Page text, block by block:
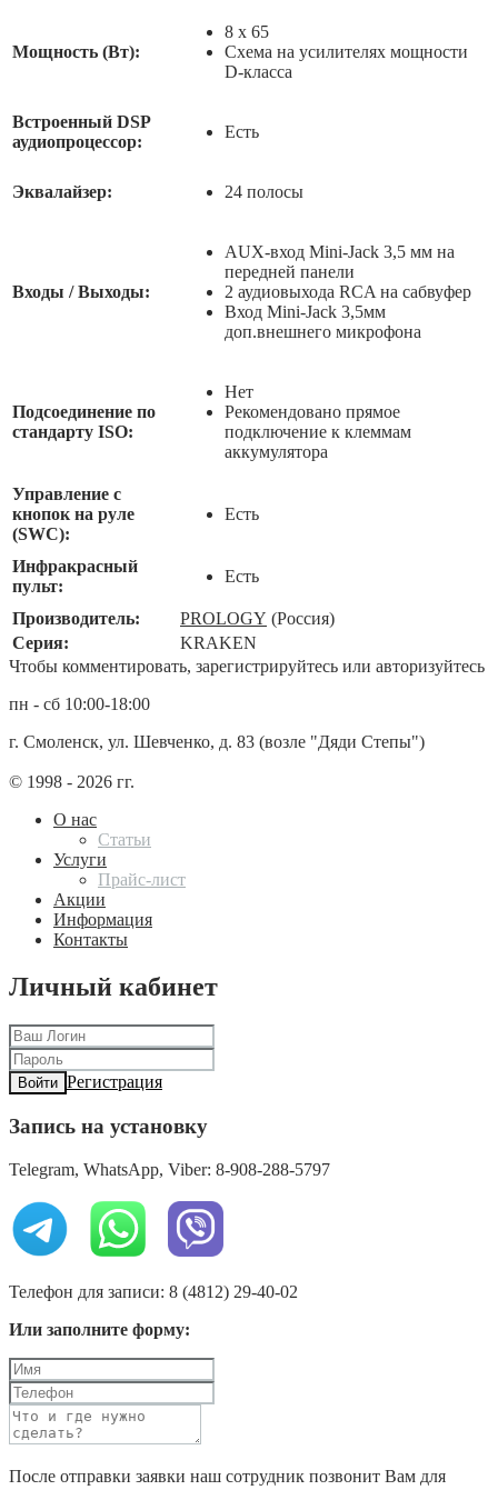
Мощность (Вт):
8 х 65
Схема на усилителях мощности
D-класса
Встроенный DSP
аудиопроцессор:
Есть
Эквалайзер: 24 полосы
Входы / Выходы:
AUX-вход Mini-Jack 3,5 мм на
передней панели
2 аудиовыхода RCA на сабвуфер
Вход Mini-Jack 3,5мм
доп.внешнего микрофона
Подсоединение по
стандарту ISO:
Нет
Рекомендовано прямое
подключение к клеммам
аккумулятора
Управление с
кнопок на руле
(SWC):
Есть
Инфракрасный
пульт:
Есть
Производитель: PROLOGY (Россия)
Серия:
KRAKEN
Чтобы комментировать, зарегистрируйтесь или авторизуйтесь
пн - сб 10:00-18:00
г. Смоленск, ул. Шевченко, д. 83 (возле "Дяди Степы")
© 1998 - 2026 гг.
О нас
Статьи
Услуги
Прайс-лист
Акции
Информация
Контакты
Личный кабинет
Войти Регистрация
Запись на установку
Telegram, WhatsApp, Viber: 8-908-288-5797
Телефон для записи: 8 (4812) 29-40-02
Или заполните форму:
После отправки заявки наш сотрудник позвонит Вам для